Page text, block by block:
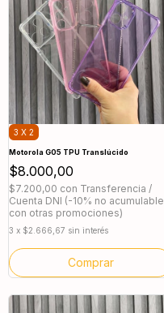
3 X 2
Motorola G05 TPU Translúcido
$8.000,00
$7.200,00 con Transferencia /
Cuenta DNI (-10% no acumulable
con otras promociones)
3 x $2.666,67 sin interés
Comprar